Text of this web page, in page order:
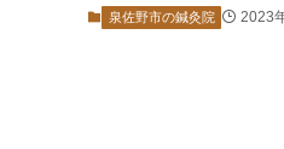
泉佐野市の鍼灸院 2023